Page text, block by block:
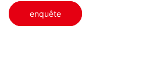
enquête